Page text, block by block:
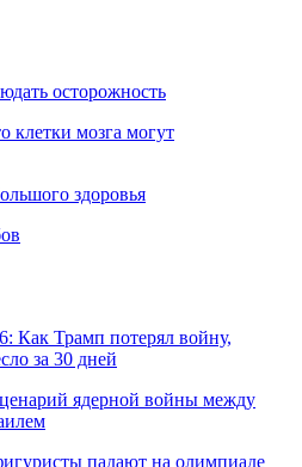
осторожность
клетки мозга могут
здоровья
Как Трамп потерял войну,
за 30 дней
ядерной войны между
падают на олимпиаде